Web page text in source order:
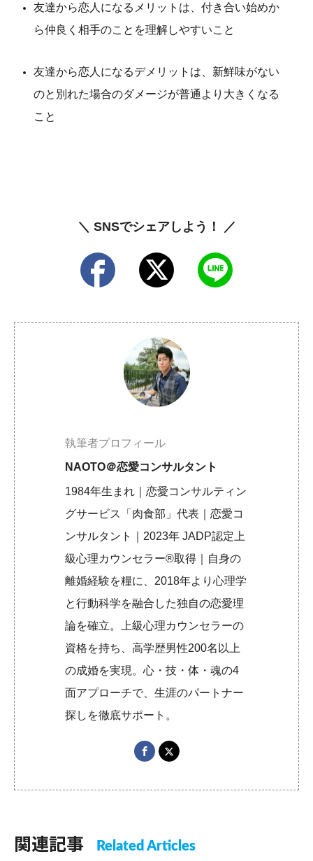
友達から恋人になるメリットは、付き合い始めか
ら仲良く相手のことを理解しやすいこと
友達から恋人になるデメリットは、新鮮味がない
のと別れた場合のダメージが普通より大きくなる
こと
＼ SNSでシェアしよう！ ／
執筆者プロフィール
NAOTO＠恋愛コンサルタント
1984年生まれ｜恋愛コンサルティン
グサービス「肉食部」代表｜恋愛コ
ンサルタント｜2023年 JADP認定上
級心理カウンセラー®取得｜自身の
離婚経験を糧に、2018年より心理学
と行動科学を融合した独自の恋愛理
論を確立。上級心理カウンセラーの
資格を持ち、高学歴男性200名以上
の成婚を実現。心・技・体・魂の4
面アプローチで、生涯のパートナー
探しを徹底サポート。
関連記事 Related Articles